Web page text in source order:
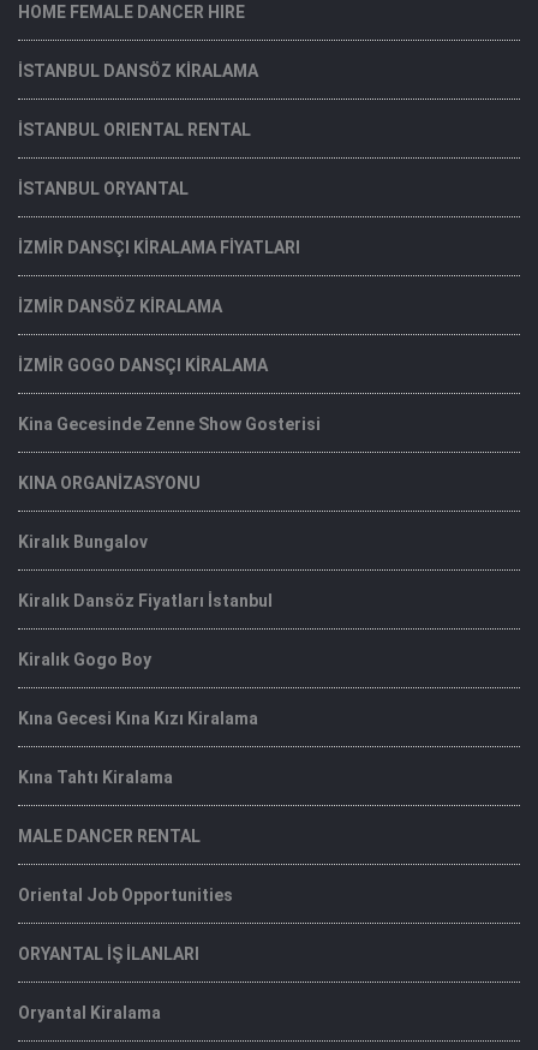
HOME FEMALE DANCER HIRE
İSTANBUL DANSÖZ KİRALAMA
İSTANBUL ORIENTAL RENTAL
İSTANBUL ORYANTAL
İZMİR DANSÇI KİRALAMA FİYATLARI
İZMİR DANSÖZ KİRALAMA
İZMİR GOGO DANSÇI KİRALAMA
Kina Gecesinde Zenne Show Gosterisi
KINA ORGANİZASYONU
Kiralık Bungalov
Kiralık Dansöz Fiyatları İstanbul
Kiralık Gogo Boy
Kına Gecesi Kına Kızı Kiralama
Kına Tahtı Kiralama
MALE DANCER RENTAL
Oriental Job Opportunities
ORYANTAL İŞ İLANLARI
Oryantal Kiralama